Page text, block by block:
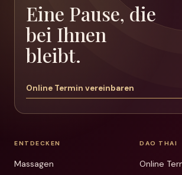
Eine Pause, die
bei Ihnen
bleibt.
Online Termin vereinbaren
ENTDECKEN
Massagen
DAO THAI
Online